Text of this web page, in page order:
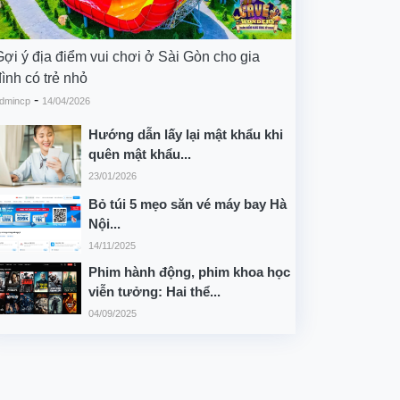
ý địa điểm vui chơi ở Sài Gòn cho gia
có trẻ nhỏ
- 14/04/2026
Hướng dẫn lấy lại mật khẩu khi
quên mật khẩu...
23/01/2026
Bỏ túi 5 mẹo săn vé máy bay Hà
Nội...
14/11/2025
Phim hành động, phim khoa học
viễn tưởng: Hai thể...
04/09/2025